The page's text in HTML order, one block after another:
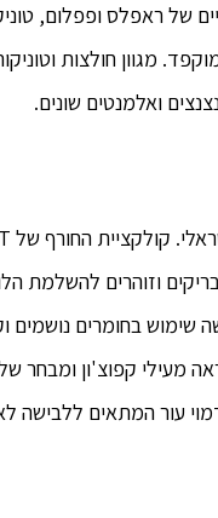
של ראפלס ופפלום,
מגוון חולצות
וזוהרים להשלמת
בחומרים נושמים
מעילי קפוצ'ון ומבחר
עור המתאים ללבישה